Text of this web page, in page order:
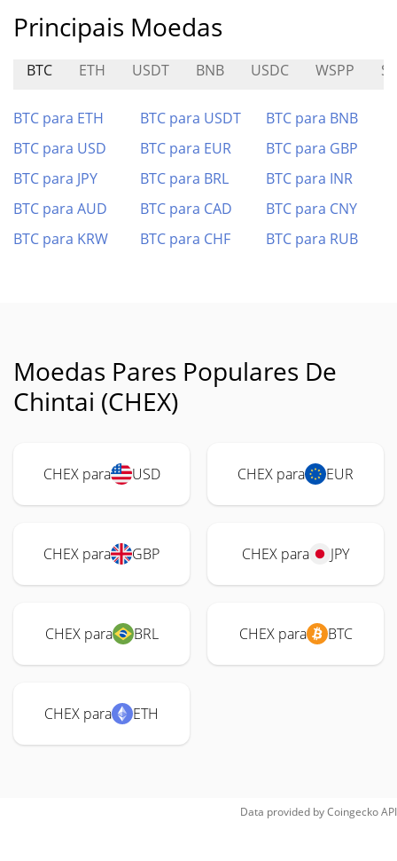
Principais Moedas
BTC ETH USDT BNB USDC WSPP
BTC para ETH BTC para USDT
BTC para BNB
BTC para USD
BTC para EUR
BTC para GBP
BTC para JPY
BTC para BRL
BTC para INR
BTC para AUD
BTC para CAD
BTC para CNY
BTC para KRW
BTC para CHF BTC para RUB
Moedas Pares Populares De
Chintai (CHEX)
CHEX para USD CHEX para EUR
CHEX para GBP CHEX para JPY
CHEX para BRL CHEX para BTC
CHEX para ETH
Data provided byCoingeckoAPI